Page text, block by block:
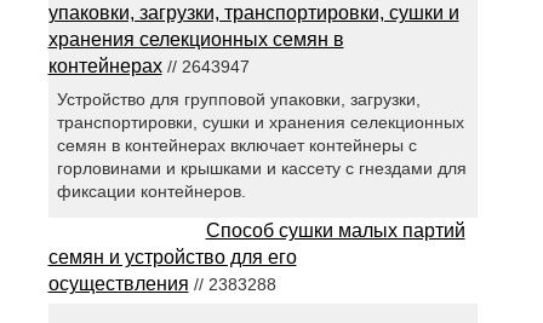
упаковки, загрузки, транспортировки, сушки и
хранения селекционных семян в
контейнерах// 2643947
Устройство для групповой упаковки, загрузки,
транспортировки, сушки и хранения селекционных
семян в контейнерах включает контейнеры с
горловинами и крышками и кассету с гнездами для
фиксации контейнеров.
Способ сушки малых партий
семян и устройство для его
осуществления // 2383288